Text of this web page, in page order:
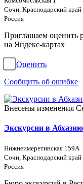
Сочи, Краснодарский край
Россия
Приглашаем оценить
на Яндекс-картах
Оценить
Сообщить об ошибке
Внесены изменения
Экскурсии в Абхазию
Нижнеимеретинская 159А
Сочи, Краснодарский край
Россия